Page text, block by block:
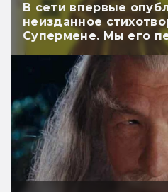
В сети впервые
неизданное
Супермене. Мы его